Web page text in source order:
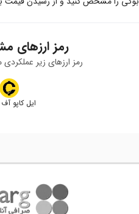
رمز ارزهای
رمز ارزهای زیر
ایل کاپو آف